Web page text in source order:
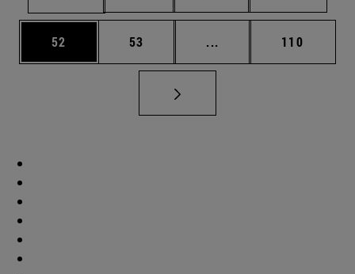
Página
52 Página
53 ... Páginas intermedias
Página
110